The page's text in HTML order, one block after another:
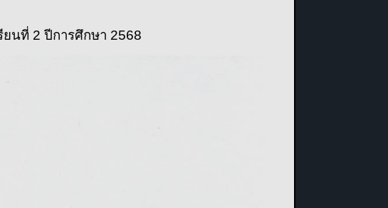
ยนที่ 2 ปีการศึกษา 2568